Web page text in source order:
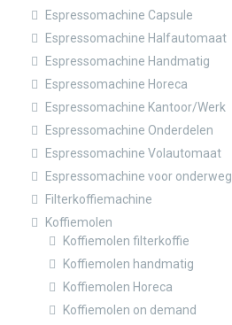
Espressomachine Capsule
Espressomachine Halfautomaat
Espressomachine Handmatig
Espressomachine Horeca
Espressomachine Kantoor/Werk
Espressomachine Onderdelen
Espressomachine Volautomaat
Espressomachine voor onderweg
Filterkoffiemachine
Koffiemolen
Koffiemolen filterkoffie
Koffiemolen handmatig
Koffiemolen Horeca
Koffiemolen on demand